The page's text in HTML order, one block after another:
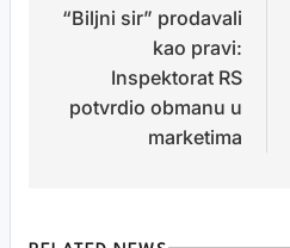
navigation
“Biljni sir” prodavali
kao pravi:
Inspektorat RS
potvrdio obmanu u
marketima